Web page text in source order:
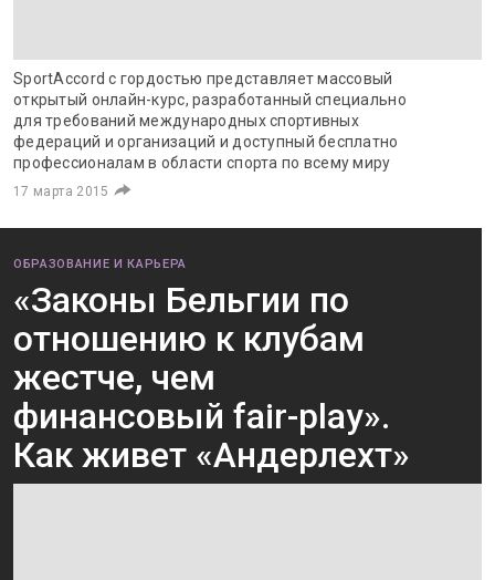
SportAccord с гордостью представляет массовый
открытый онлайн-курс, разработанный специально
для требований международных спортивных
федераций и организаций и доступный бесплатно
профессионалам в области спорта по всему миру
17 марта 2015
ОБРАЗОВАНИЕ И КАРЬЕРА
«Законы Бельгии по
отношению к клубам
жестче, чем
финансовый fair-play».
Как живет «Андерлехт»